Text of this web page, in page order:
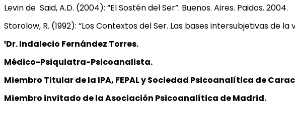
Levin de Said, A.D. (2004): “El Sostén del Ser”. Buenos. Aires. Paidos. 2004.
Storolow, R. (1992): “Los Contextos del Ser. Las bases intersubjetivas de
¹Dr. Indalecio Fernández Torres.
Médico-Psiquiatra-Psicoanalista.
Miembro Titular de la IPA, FEPAL y Sociedad Psicoanalítica de
Miembro invitado de la Asociación Psicoanalítica de Madrid.